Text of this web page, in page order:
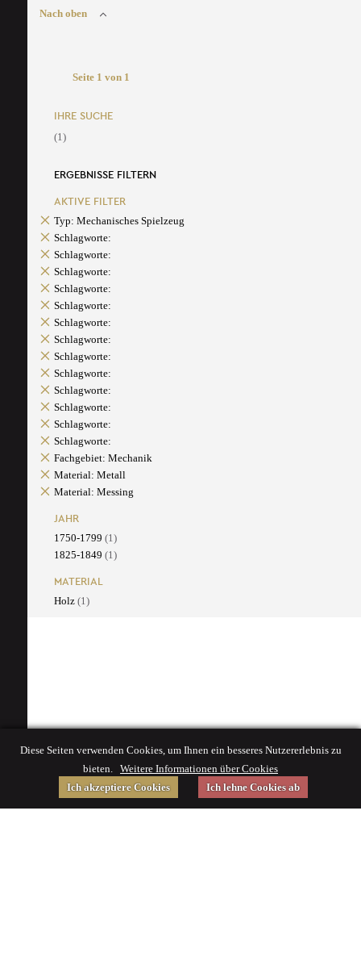
Nach oben
Seite 1 von 1
IHRE SUCHE
(1)
ERGEBNISSE FILTERN
AKTIVE FILTER
Typ: Mechanisches Spielzeug
Schlagworte:
Schlagworte:
Schlagworte:
Schlagworte:
Schlagworte:
Schlagworte:
Schlagworte:
Schlagworte:
Schlagworte:
Schlagworte:
Schlagworte:
Schlagworte:
Schlagworte:
Fachgebiet: Mechanik
Material: Metall
Material: Messing
JAHR
1750-1799 (1)
1825-1849 (1)
MATERIAL
Holz (1)
Diese Seiten verwenden Cookies, um Ihnen ein besseres Nutzererlebnis zu
bieten. Weitere Informationen über Cookies
Ich akzeptiere Cookies
Ich lehne Cookies ab